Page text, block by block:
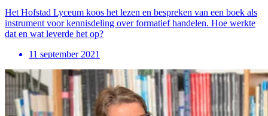
Het Hofstad Lyceum koos het lezen en bespreken van een boek als
instrument voor kennisdeling over formatief handelen. Hoe werkte
dat en wat leverde het op?
11 september 2021